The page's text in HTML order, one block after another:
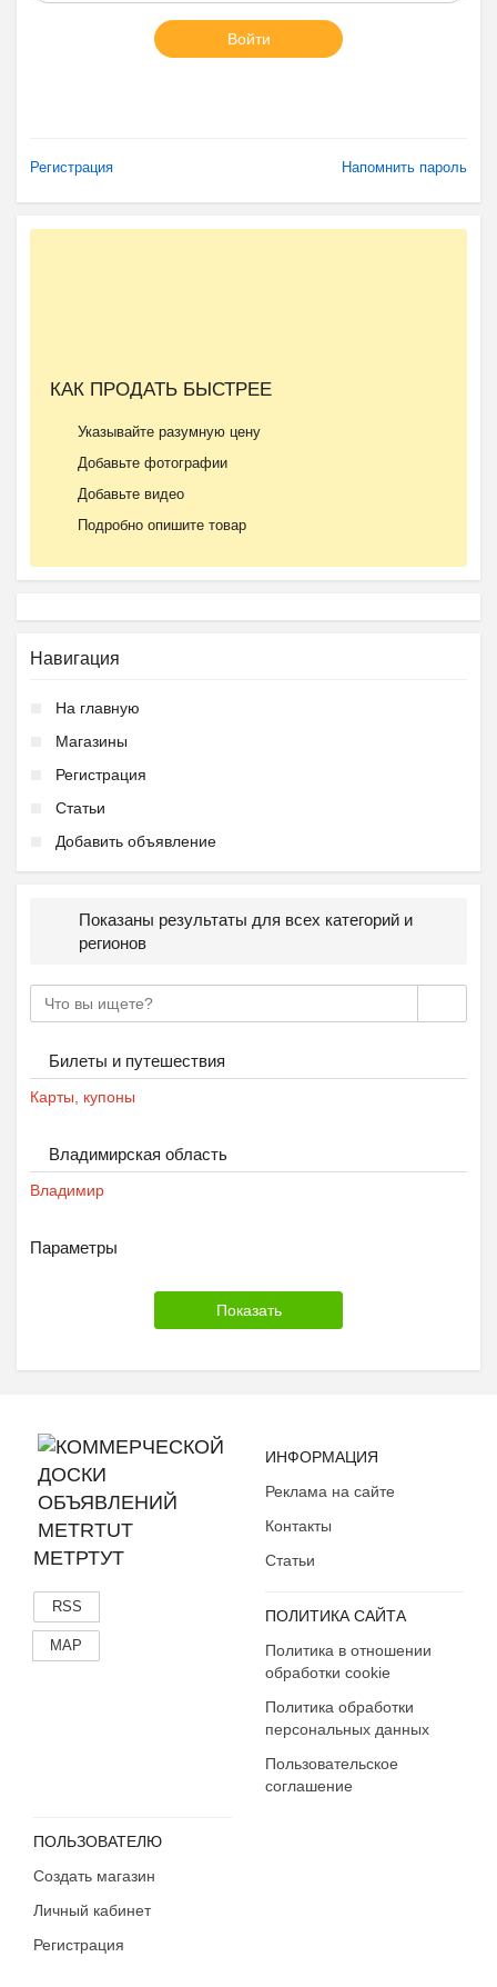
Войти
Регистрация Напомнить пароль
КАК ПРОДАТЬ БЫСТРЕЕ
Указывайте разумную цену
Добавьте фотографии
Добавьте видео
Подробно опишите товар
Навигация
На главную
Магазины
Регистрация
Статьи
Добавить объявление
Показаны результаты для всех категорий и
регионов
Билеты и путешествия
Карты, купоны
Владимирская область
Владимир
Параметры
МЕТРТУТ
RSS
MAP
ИНФОРМАЦИЯ
Реклама на сайте
Контакты
Статьи
ПОЛИТИКА САЙТА
Политика в отношении
обработки cookie
Политика обработки
персональных данных
Пользовательское
соглашение
ПОЛЬЗОВАТЕЛЮ
Создать магазин
Личный кабинет
Регистрация